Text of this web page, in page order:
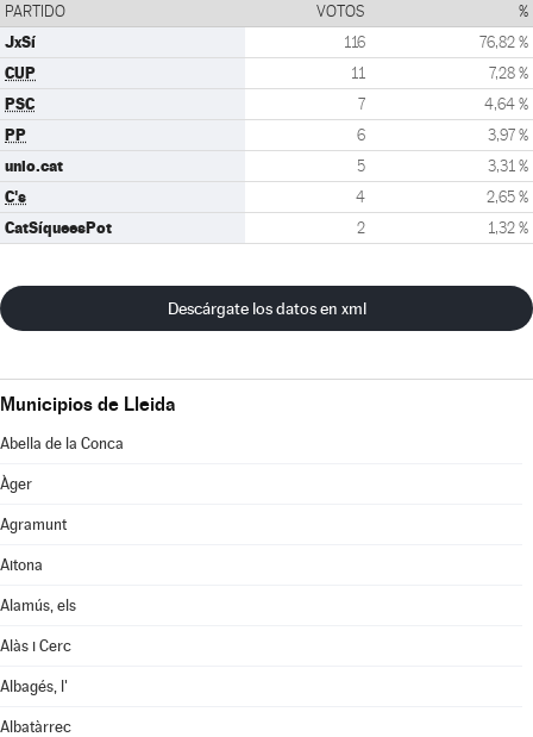
PARTIDO VOTOS %
JxSí 116 76,82 %
CUP 11 7,28 %
PSC 7 4,64 %
PP 6 3,97 %
unio.cat 5 3,31 %
C's 4 2,65 %
CatSíqueesPot 2 1,32 %
Descárgate los datos en xml
Municipios de Lleida
Abella de la Conca
Àger
Agramunt
Aitona
Alamús, els
Alàs i Cerc
Albagés, l'
Albatàrrec